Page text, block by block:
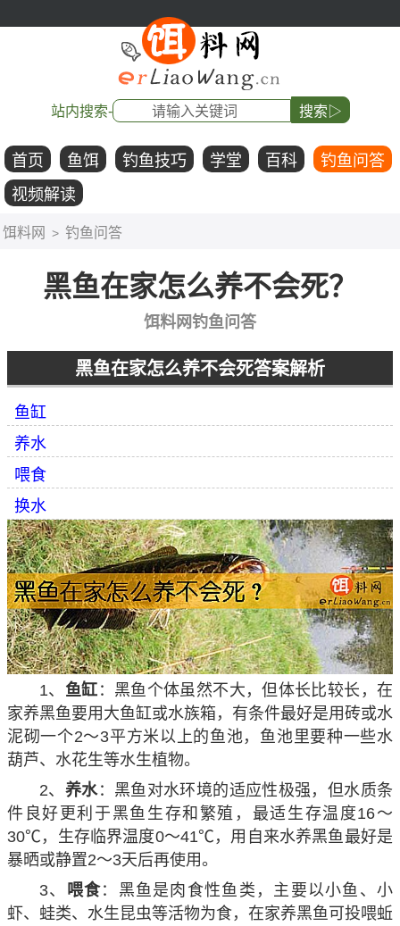
站内搜索- 搜索▷
首页 鱼饵 钓鱼技巧 学堂 百科
钓鱼问答
视频解读
饵料网 > 钓鱼问答
黑鱼在家怎么养不会死？
饵料网钓鱼问答
黑鱼在家怎么养不会死答案解析
鱼缸
养水
喂食
换水
1、 鱼缸 ：黑鱼个体虽然不大，但体长比较长，在
家养黑鱼要用大鱼缸或水族箱，有条件最好是用砖或水
泥砌一个2～3平方米以上的鱼池，鱼池里要种一些水
葫芦、水花生等水生植物。
2、 养水：黑鱼对水环境的适应性极强，但水质条
件良好更利于黑鱼生存和繁殖，最适生存温度16～
30℃，生存临界温度0～41℃，用自来水养黑鱼最好是
暴晒或静置2～3天后再使用。
3、 喂食：黑鱼是肉食性鱼类，主要以小鱼、小
虾、蛙类、水生昆虫等活物为食，在家养黑鱼可投喂蚯